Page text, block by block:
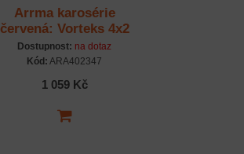
Arrma karosérie
červená: Vorteks 4x2
Dostupnost: na dotaz
Kód: ARA402347
1 059 Kč